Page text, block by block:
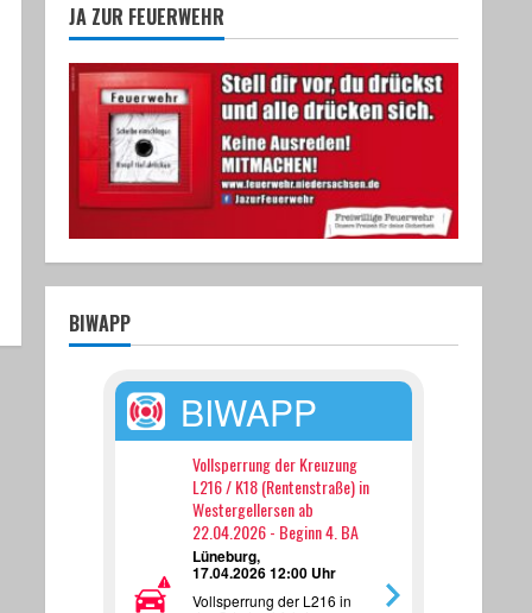
JA ZUR FEUERWEHR
BIWAPP
BIWAPP
Vollsperrung der Kreuzung
L216 / K18 (Rentenstraße) in
Westergellersen ab
22.04.2026 - Beginn 4. BA
Lüneburg,
17.04.2026 12:00 Uhr
Vollsperrung der L216 in